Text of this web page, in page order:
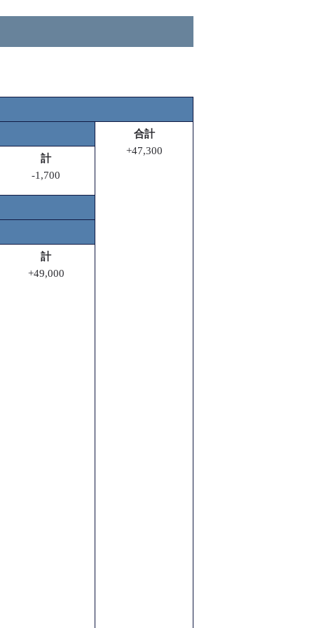
合計
+47,300
計
-1,700
計
+49,000